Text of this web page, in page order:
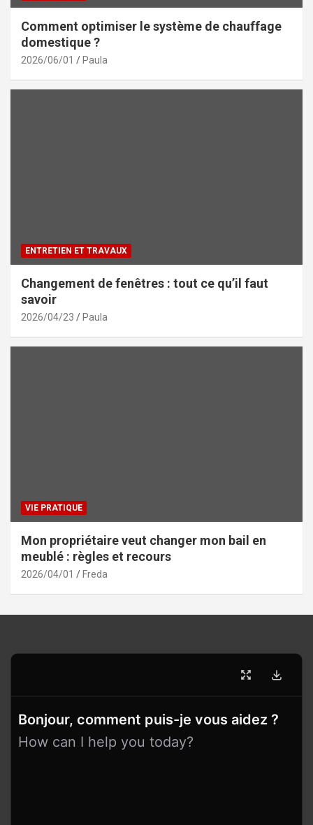
Comment optimiser le système de chauffage
domestique ?
2026/06/01 Paula
ENTRETIEN ET TRAVAUX
Changement de fenêtres : tout ce qu’il faut
savoir
2026/04/23 Paula
VIE PRATIQUE
Mon propriétaire veut changer mon bail en
meublé : règles et recours
2026/04/01 Freda
Bonjour, comment puis-je vous aidez ?
How can I help you today?